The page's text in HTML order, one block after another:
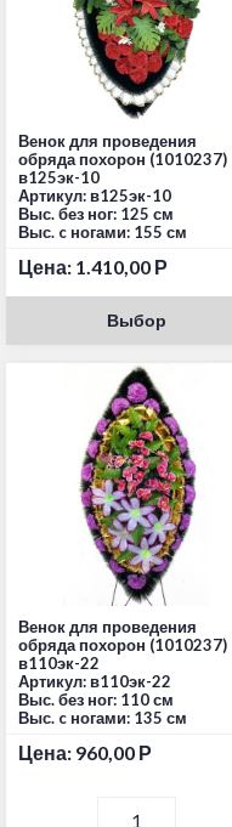
Венок для проведения
обряда похорон (1010237)
в125эк-10
Артикул: в125эк-10
Выс. без ног: 125 см
Выс. c ногами: 155 см
Цена: 1.410,00 Р
Выбор
Венок для проведения
обряда похорон (1010237)
в110эк-22
Артикул: в110эк-22
Выс. без ног: 110 см
Выс. c ногами: 135 см
Цена: 960,00 Р